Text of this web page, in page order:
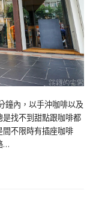
鐘內，以手沖咖啡以及
找不到甜點跟咖啡都
不限時有插座咖啡
…